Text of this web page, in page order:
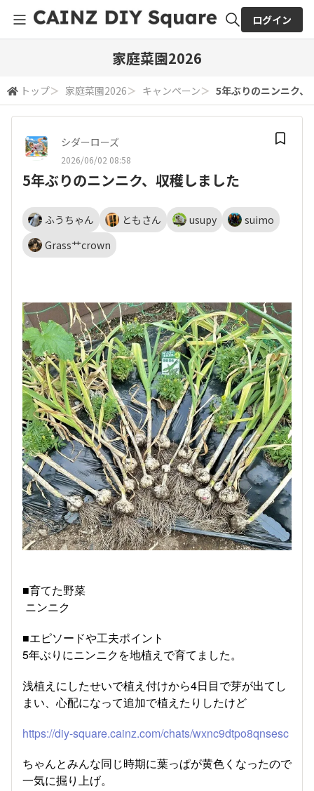
検索
ログイン
家庭菜園2026
トップ＞ 家庭菜園2026＞ キャンペーン＞ 5年ぶりのニンニク、
シダーローズ
2026/06/02 08:58
5年ぶりのニンニク、収穫しました
ふうちゃん ともさん usupy
suimo
Grass艹crown
■育てた野菜
ニンニク
■エピソードや工夫ポイント
5年ぶりにニンニクを地植えで育てました。
浅植えにしたせいで植え付けから4日目で芽が出てし
まい、心配になって追加で植えたりしたけど
https://diy-square.cainz.com/chats/wxnc9dtpo8qnsesc
ちゃんとみんな同じ時期に葉っぱが黄色くなったので
一気に掘り上げ。